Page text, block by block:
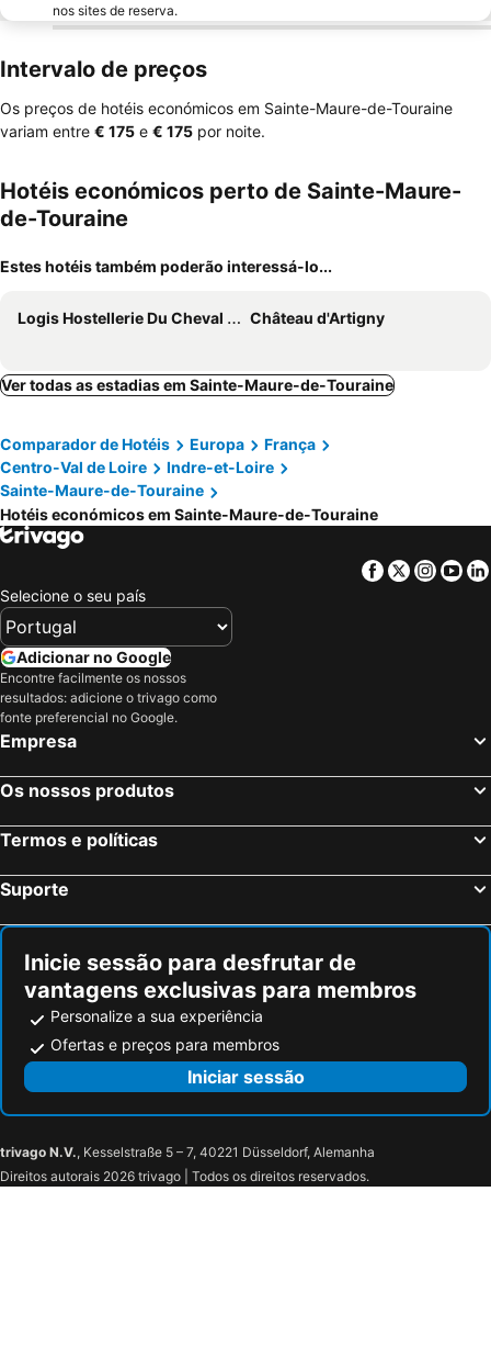
nos sites de reserva.
Intervalo de preços
Os preços de hotéis económicos em Sainte-Maure-de-Touraine
variam entre ‎€ 175 e ‎€ 175 por noite.
Hotéis económicos perto de Sainte-Maure-
de-Touraine
Estes hotéis também poderão interessá-lo...
Logis Hostellerie Du Cheval Blanc Château d'Artigny
Ver todas as estadias em Sainte-Maure-de-Touraine
Comparador de Hotéis Europa
França
Centro-Val de Loire
Indre-et-Loire
Sainte-Maure-de-Touraine
Hotéis económicos em Sainte-Maure-de-Touraine
Facebook
Twitter
Selecione o seu país
Adicionar no Google
Encontre facilmente os nossos
resultados: adicione o trivago como
fonte preferencial no Google.
Empresa
Os nossos produtos
Termos e políticas
Suporte
Inicie sessão para desfrutar de
vantagens exclusivas para membros
Personalize a sua experiência
Ofertas e preços para membros
Iniciar sessão
trivago N.V., Kesselstraße 5 – 7, 40221 Düsseldorf, Alemanha
Direitos autorais 2026 trivago | Todos os direitos reservados.